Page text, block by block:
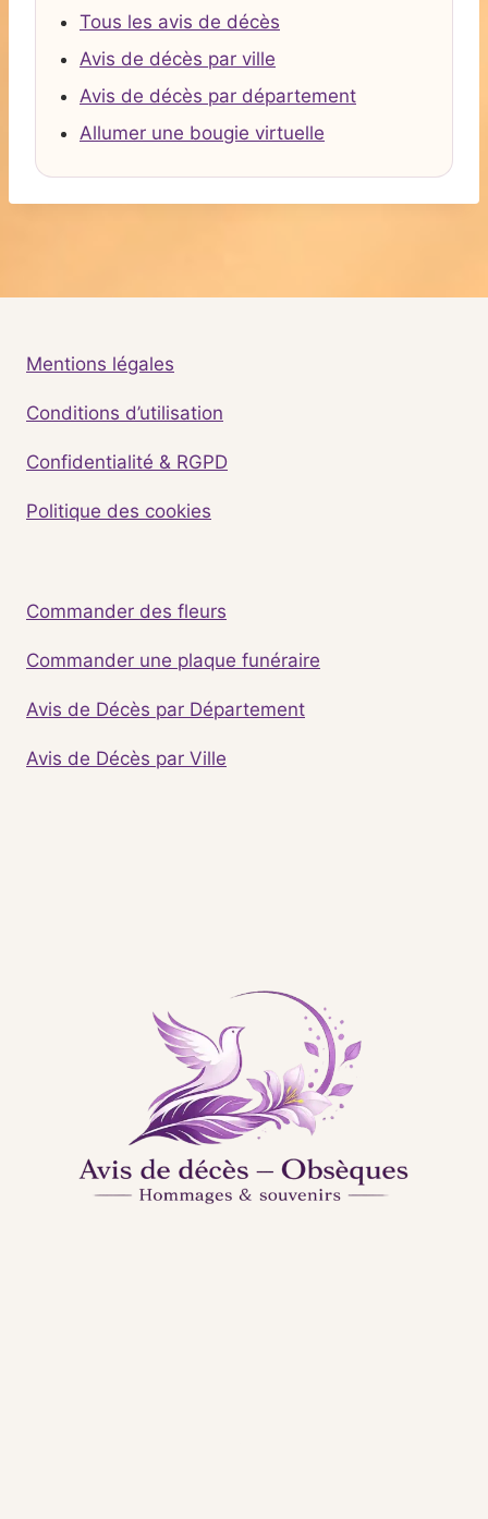
Tous les avis de décès
Avis de décès par ville
Avis de décès par département
Allumer une bougie virtuelle
Mentions légales
Conditions d’utilisation
Confidentialité & RGPD
Politique des cookies
Commander des fleurs
Commander une plaque funéraire
Avis de Décès par Département
Avis de Décès par Ville